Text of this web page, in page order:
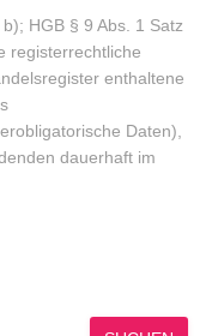
HGB § 9 Abs. 1 Satz
registerrechtliche
enthaltene
Daten),
dauerhaft im